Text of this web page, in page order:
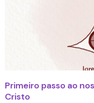
Primeiro passo ao
Cristo